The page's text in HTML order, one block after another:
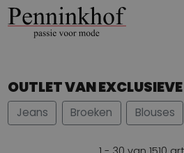
OUTLET VAN
Jeans Broeken Blouses